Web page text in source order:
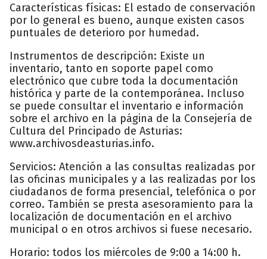
Características físicas: El estado de conservación
por lo general es bueno, aunque existen casos
puntuales de deterioro por humedad.
Instrumentos de descripción: Existe un
inventario, tanto en soporte papel como
electrónico que cubre toda la documentación
histórica y parte de la contemporánea. Incluso
se puede consultar el inventario e información
sobre el archivo en la página de la Consejería de
Cultura del Principado de Asturias:
www.archivosdeasturias.info.
Servicios: Atención a las consultas realizadas por
las oficinas municipales y a las realizadas por los
ciudadanos de forma presencial, telefónica o por
correo. También se presta asesoramiento para la
localización de documentación en el archivo
municipal o en otros archivos si fuese necesario.
Horario: todos los miércoles de 9:00 a 14:00 h.